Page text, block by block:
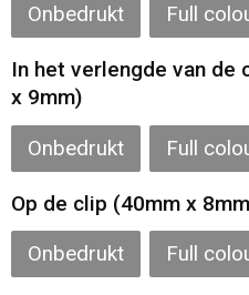
Onbedrukt Full
In het verlengde van de
x 9mm)
Onbedrukt Full
Op de clip (40mm x
Onbedrukt Full